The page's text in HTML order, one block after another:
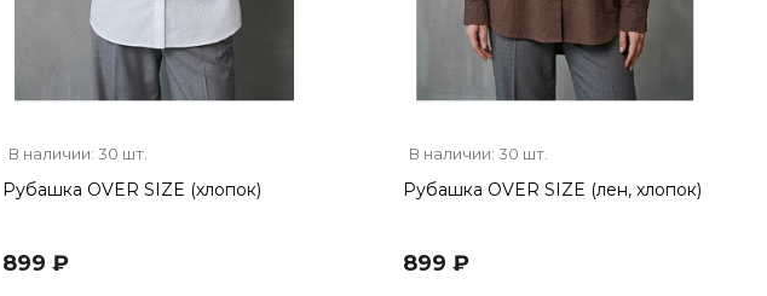
В наличии: 30 шт.
Рубашка OVER SIZE (хлопок)
899 ₽
В наличии: 30 шт.
Рубашка OVER SIZE (лен, хлопок)
899 ₽